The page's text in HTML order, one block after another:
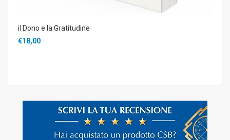
il Dono e la Gratitudine
€18,00